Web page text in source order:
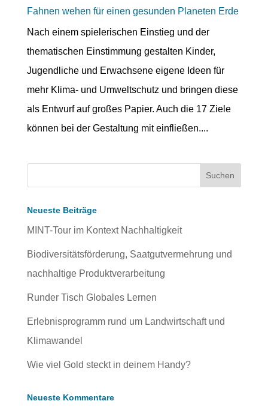
Fahnen wehen für einen gesunden Planeten Erde
Nach einem spielerischen Einstieg und der
thematischen Einstimmung gestalten Kinder,
Jugendliche und Erwachsene eigene Ideen für
mehr Klima- und Umweltschutz und bringen diese
als Entwurf auf großes Papier. Auch die 17 Ziele
können bei der Gestaltung mit einfließen....
Neueste Beiträge
MINT-Tour im Kontext Nachhaltigkeit
Biodiversitätsförderung, Saatgutvermehrung und
nachhaltige Produktverarbeitung
Runder Tisch Globales Lernen
Erlebnisprogramm rund um Landwirtschaft und
Klimawandel
Wie viel Gold steckt in deinem Handy?
Neueste Kommentare